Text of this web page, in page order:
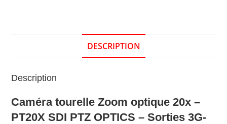
DESCRIPTION
Description
Caméra tourelle Zoom optique 20x –
PT20X SDI PTZ OPTICS – Sorties 3G-